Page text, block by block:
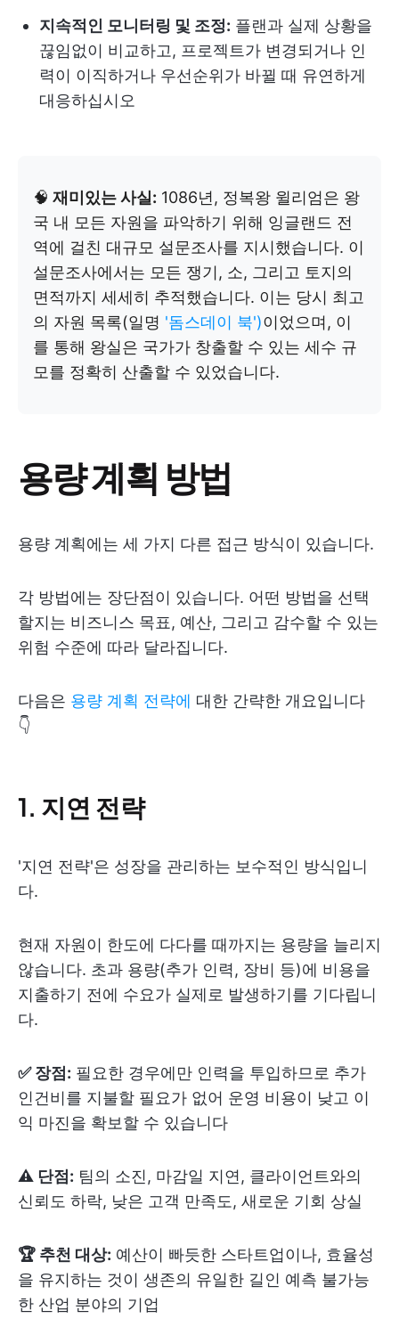
지속적인 모니터링 및 조정: 플랜과 실제 상황을
끊임없이 비교하고, 프로젝트가 변경되거나 인
력이 이직하거나 우선순위가 바뀔 때 유연하게
대응하십시오
🧠 재미있는 사실: 1086년, 정복왕 윌리엄은 왕
국 내 모든 자원을 파악하기 위해 잉글랜드 전
역에 걸친 대규모 설문조사를 지시했습니다. 이
설문조사에서는 모든 쟁기, 소, 그리고 토지의
면적까지 세세히 추적했습니다. 이는 당시 최고
의 자원 목록(일명 '돔스데이 북')이었으며, 이
를 통해 왕실은 국가가 창출할 수 있는 세수 규
모를 정확히 산출할 수 있었습니다.
용량 계획 방법
용량 계획에는 세 가지 다른 접근 방식이 있습니다.
각 방법에는 장단점이 있습니다. 어떤 방법을 선택
할지는 비즈니스 목표, 예산, 그리고 감수할 수 있는
위험 수준에 따라 달라집니다.
다음은 용량 계획 전략에 대한 간략한 개요입니다
👇
1. 지연 전략
'지연 전략'은 성장을 관리하는 보수적인 방식입니
다.
현재 자원이 한도에 다다를 때까지는 용량을 늘리지
않습니다. 초과 용량(추가 인력, 장비 등)에 비용을
지출하기 전에 수요가 실제로 발생하기를 기다립니
다.
✅ 장점: 필요한 경우에만 인력을 투입하므로 추가
인건비를 지불할 필요가 없어 운영 비용이 낮고 이
익 마진을 확보할 수 있습니다
⚠️ 단점: 팀의 소진, 마감일 지연, 클라이언트와의
신뢰도 하락, 낮은 고객 만족도, 새로운 기회 상실
🏆 추천 대상: 예산이 빠듯한 스타트업이나, 효율성
을 유지하는 것이 생존의 유일한 길인 예측 불가능
한 산업 분야의 기업